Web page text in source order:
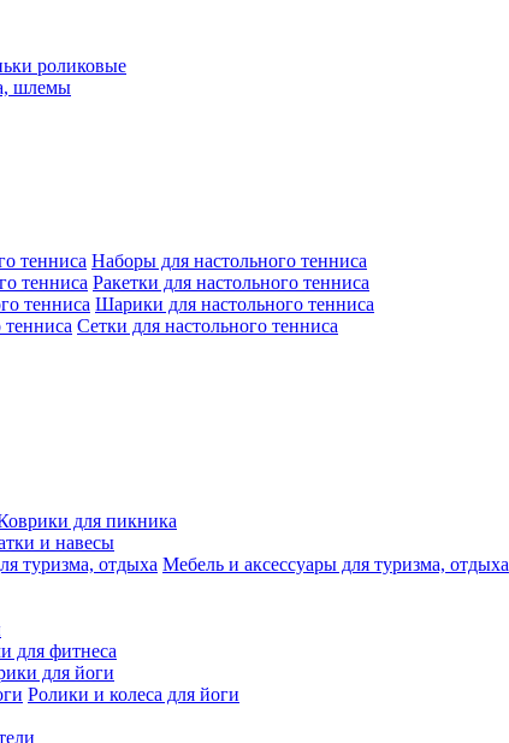
роликовые
шлемы
Наборы для настольного тенниса
Ракетки для настольного тенниса
Шарики для настольного тенниса
Сетки для настольного тенниса
для пикника
и навесы
Мебель и аксессуары для туризма, отдыха
для фитнеса
для йоги
Ролики и колеса для йоги